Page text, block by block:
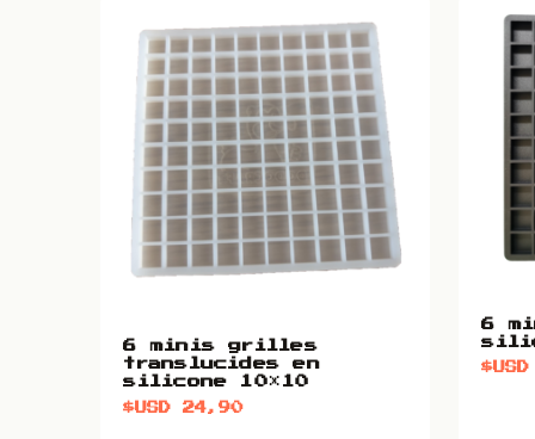
6 minis grilles
translucides en
silicone 10×10
$USD24,90
6